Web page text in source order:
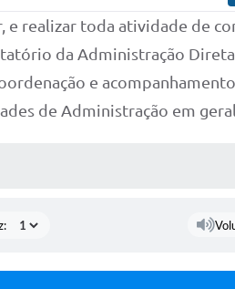
realizar toda atividade de
da Administração Direta.
e
de Administração em geral.